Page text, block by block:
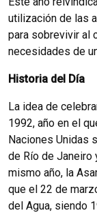
utilización de las
para sobrevivir al
necesidades de
Historia del Día
La idea de
1992, año en el
Naciones Unidas
de Río de Janeiro
mismo año, la
que el 22 de
del Agua, siendo